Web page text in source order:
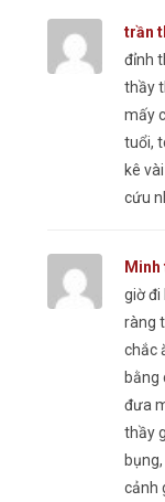
trần
đỉnh
thầy
mấy
tuổi,
kê
cứu
Minh
giờ đi
ràng
chắc
bằng
đưa
thầy
cảnh